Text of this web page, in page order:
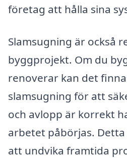
företag att hålla sina
Slamsugning är också
byggprojekt. Om du
renoverar kan det
slamsugning för att
och avlopp är korrekt
arbetet påbörjas.
att undvika framtida